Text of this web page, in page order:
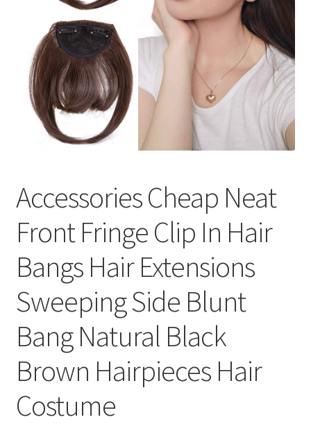
Accessories Cheap Neat
Front Fringe Clip In Hair
Bangs Hair Extensions
Sweeping Side Blunt
Bang Natural Black
Brown Hairpieces Hair
Costume